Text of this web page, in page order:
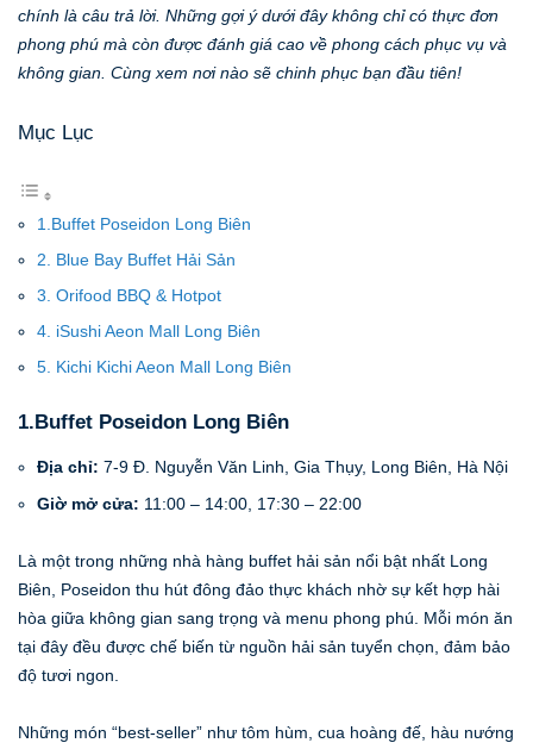
chính là câu trả lời. Những gợi ý dưới đây không chỉ có thực đơn
phong phú mà còn được đánh giá cao về phong cách phục vụ và
không gian. Cùng xem nơi nào sẽ chinh phục bạn đầu tiên!
Mục Lục
1.Buffet Poseidon Long Biên
2. Blue Bay Buffet Hải Sản
3. Orifood BBQ & Hotpot
4. iSushi Aeon Mall Long Biên
5. Kichi Kichi Aeon Mall Long Biên
1.Buffet Poseidon Long Biên
Địa chỉ: 7-9 Đ. Nguyễn Văn Linh, Gia Thụy, Long Biên, Hà Nội
Giờ mở cửa: 11:00 – 14:00, 17:30 – 22:00
Là một trong những nhà hàng buffet hải sản nổi bật nhất Long
Biên, Poseidon thu hút đông đảo thực khách nhờ sự kết hợp hài
hòa giữa không gian sang trọng và menu phong phú. Mỗi món ăn
tại đây đều được chế biến từ nguồn hải sản tuyển chọn, đảm bảo
độ tươi ngon.
Những món “best-seller” như tôm hùm, cua hoàng đế, hàu nướng